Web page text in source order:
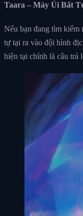
Taara – Máy Ủi Bất
Nếu bạn đang tìm kiếm
tự tại ra vào đội hình
hiện tại chính là câu trả